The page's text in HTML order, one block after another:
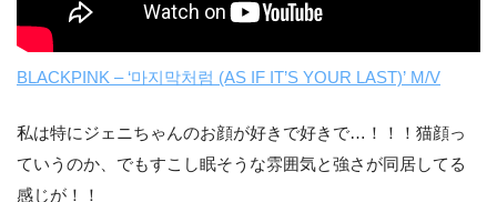
BLACKPINK – ‘마지막처럼 (AS IF IT’S YOUR LAST)’ M/V
私は特にジェニちゃんのお顔が好きで好きで…！！！猫顔っ
ていうのか、でもすこし眠そうな雰囲気と強さが同居してる
感じが！！